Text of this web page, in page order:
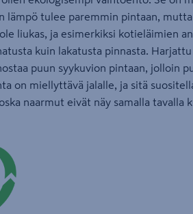
lämpö tulee paremmin pintaan,
liukas, ja esimerkiksi kotieläimien
kuin lakatusta pinnasta.
puun syykuvion pintaan, jolloin
on miellyttävä jalalle, ja sitä
naarmut eivät näy samalla tavalla